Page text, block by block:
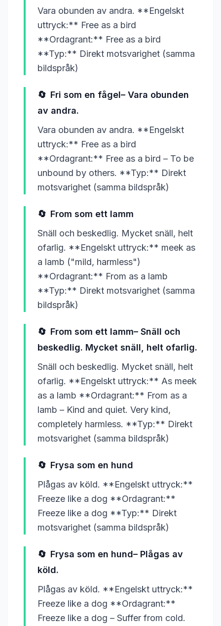
Vara obunden av andra. **Engelskt
uttryck:** Free as a bird
**Ordagrant:** Free as a bird
**Typ:** Direkt motsvarighet (samma
bildspråk)
🔄 Fri som en fågel– Vara obunden
av andra.
Vara obunden av andra. **Engelskt
uttryck:** Free as a bird
**Ordagrant:** Free as a bird – To be
unbound by others. **Typ:** Direkt
motsvarighet (samma bildspråk)
🔄 From som ett lamm
Snäll och beskedlig. Mycket snäll, helt
ofarlig. **Engelskt uttryck:** meek as
a lamb ("mild, harmless")
**Ordagrant:** From as a lamb
**Typ:** Direkt motsvarighet (samma
bildspråk)
🔄 From som ett lamm– Snäll och
beskedlig. Mycket snäll, helt ofarlig.
Snäll och beskedlig. Mycket snäll, helt
ofarlig. **Engelskt uttryck:** As meek
as a lamb **Ordagrant:** From as a
lamb – Kind and quiet. Very kind,
completely harmless. **Typ:** Direkt
motsvarighet (samma bildspråk)
🔄 Frysa som en hund
Plågas av köld. **Engelskt uttryck:**
Freeze like a dog **Ordagrant:**
Freeze like a dog **Typ:** Direkt
motsvarighet (samma bildspråk)
🔄 Frysa som en hund– Plågas av
köld.
Plågas av köld. **Engelskt uttryck:**
Freeze like a dog **Ordagrant:**
Freeze like a dog – Suffer from cold.